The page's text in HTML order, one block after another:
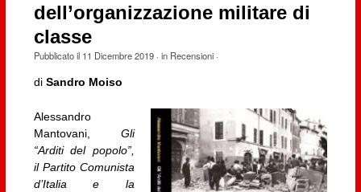
dell’organizzazione militare di
classe
Pubblicato il 11 Dicembre 2019· in Recensioni·
di Sandro Moiso
Alessandro
Mantovani,Gli
“Arditi del popolo”,
il Partito Comunista
d’Italia e la